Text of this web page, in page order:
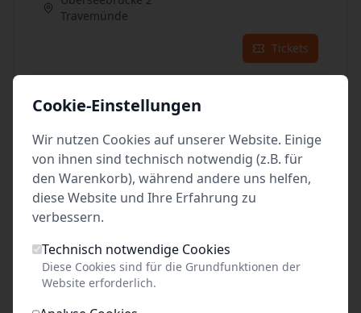
Travemünde
Tickets
08Sep. 2026
Travemünde
Tickets
Überseebrücke 2
Travemünde
Cookie-Einstellungen
Wir nutzen Cookies auf unserer Website. Einige
von ihnen sind technisch notwendig (z.B. für
den Warenkorb), während andere uns helfen,
diese Website und Ihre Erfahrung zu
verbessern.
Technisch notwendige Cookies
Diese Cookies sind für die Grundfunktionen der
Website erforderlich.